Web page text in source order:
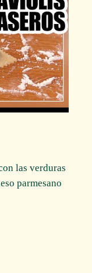
las verduras
parmesano